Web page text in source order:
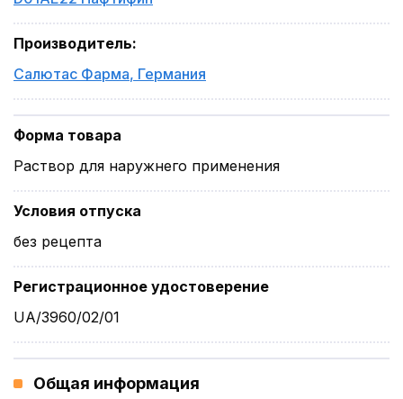
Производитель:
Салютас Фарма, Германия
Форма товара
Раствор для наружнего применения
Условия отпуска
без рецепта
Регистрационное удостоверение
UA/3960/02/01
Общая информация